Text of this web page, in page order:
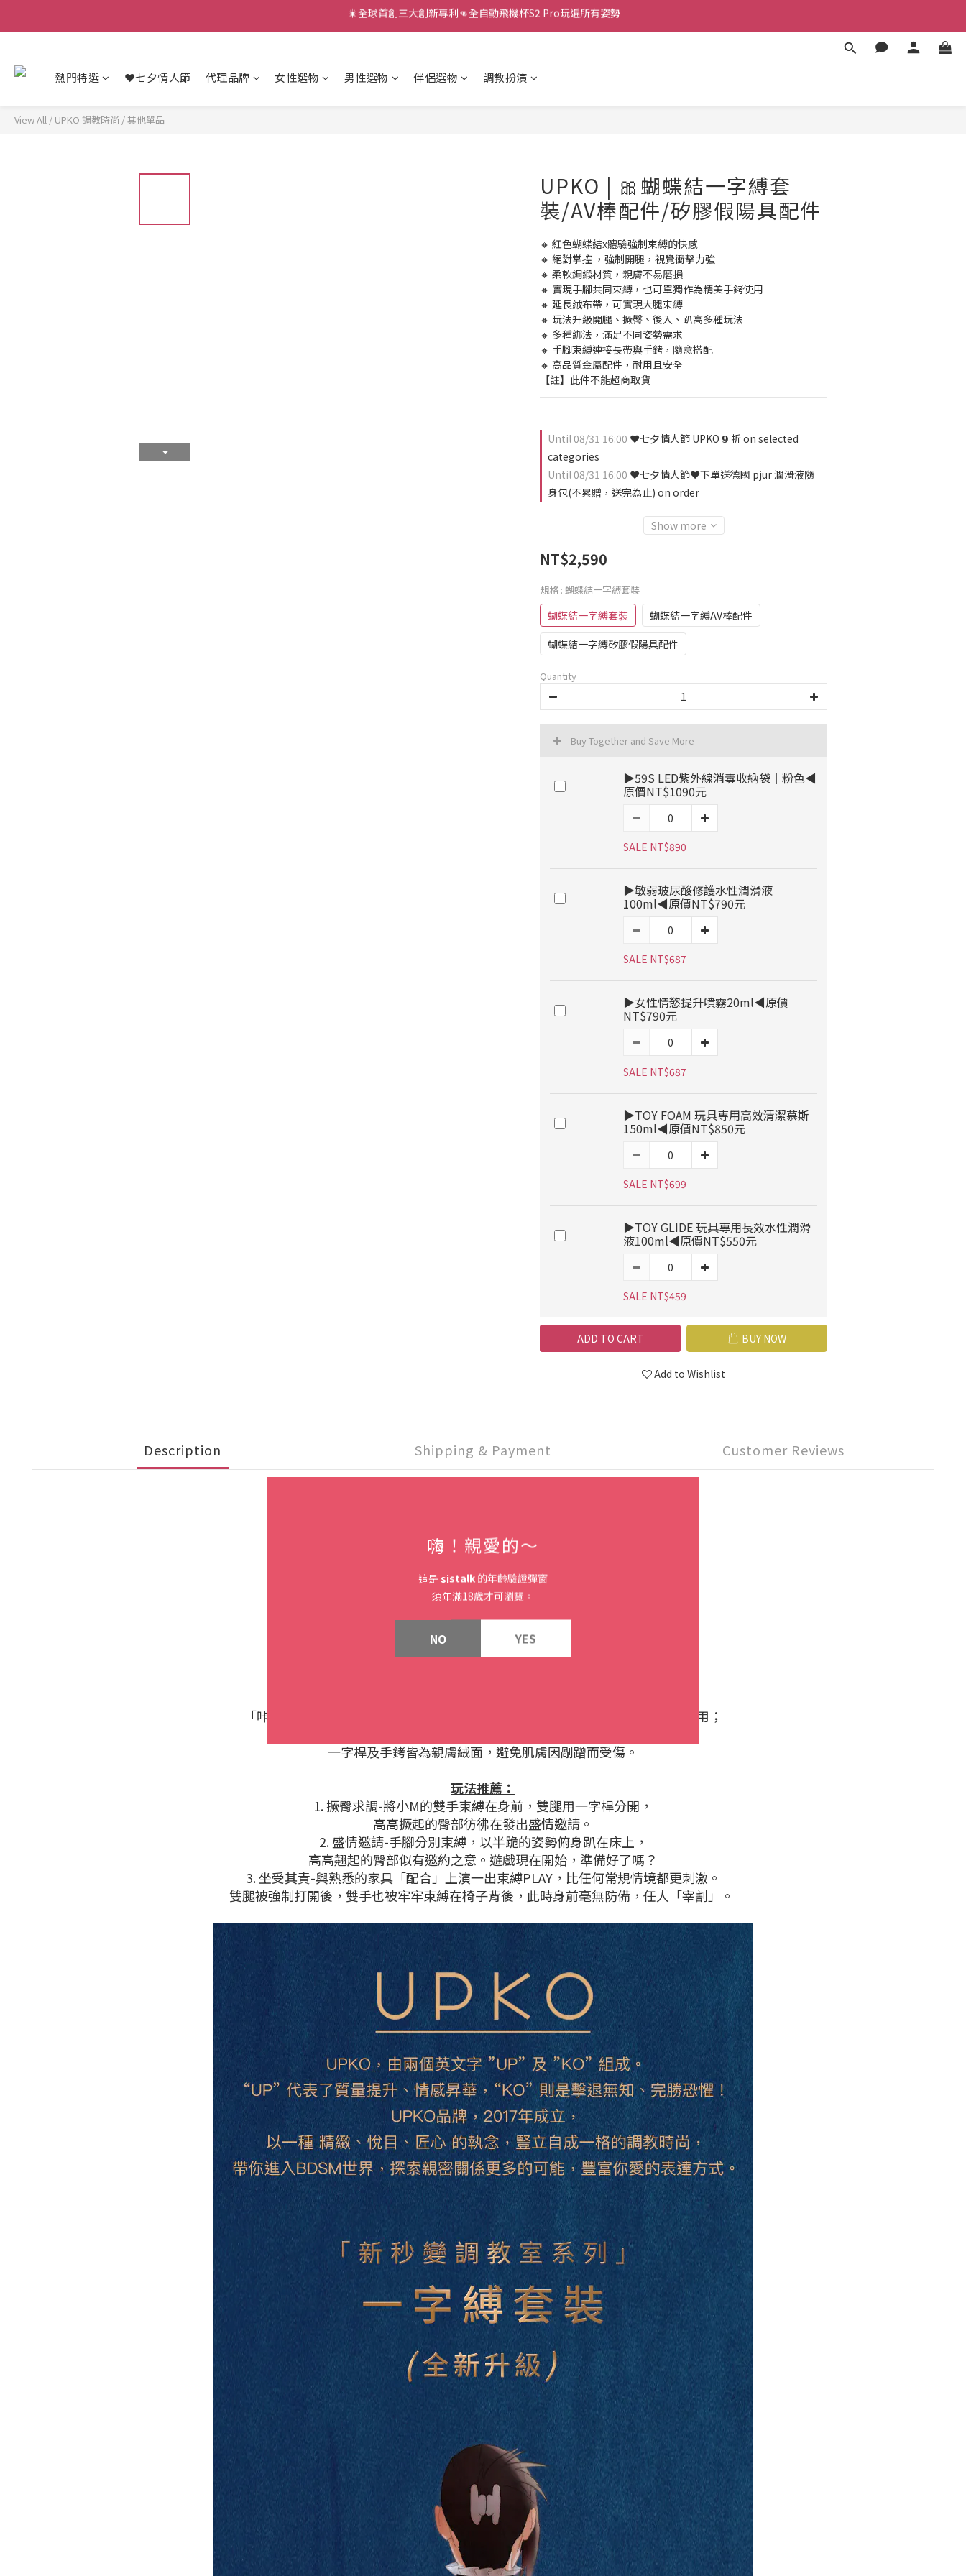
新款智能炮機👍小奶狗🩷小飛象💜
新款智能炮機👍小奶狗🩷小飛象💜
🎇全球首創三大創新專利👊全自動飛機杯S2 Pro玩遍所有姿勢
熱門特選 ❤️七夕情人節 代理品牌 女性選物 男性選物 伴侶選物 調教扮演
View All / UPKO 調教時尚 /其他單品
UPKO | 🎀蝴蝶結一字縛套
裝/AV棒配件/矽膠假陽具配件
🔸 紅色蝴蝶結x體驗強制束縛的快感
🔸 絕對掌控 ，強制開腿，視覺衝擊力強
🔸 柔軟綢緞材質，親膚不易磨損
🔸 實現手腳共同束縛，也可單獨作為精美手銬使用
🔸 延長絨布帶，可實現大腿束縛
🔸 玩法升級開腿、撅臀、後入、趴高多種玩法
🔸 多種綁法，滿足不同姿勢需求
🔸 手腳束縛連接長帶與手銬，隨意搭配
🔸 高品質金屬配件，耐用且安全
【註】此件不能超商取貨
Until08/31 16:00 ❤️七夕情人節 UPKO 𝟵 折 on selected
categories
Until08/31 16:00 ❤️七夕情人節❤️下單送德國 pjur 潤滑液隨
身包(不累贈，送完為止) on order
Show more
NT$2,590
規格 : 蝴蝶結一字縛套裝
蝴蝶結一字縛套裝
蝴蝶結一字縛AV棒配件
蝴蝶結一字縛矽膠假陽具配件
Quantity
Buy Together and Save More
▶59S LED紫外線消毒收納袋｜粉色◀
原價NT$1090元
SALE NT$890
▶敏弱玻尿酸修護水性潤滑液
100ml◀原價NT$790元
SALE NT$687
▶女性情慾提升噴霧20ml◀原價
NT$790元
SALE NT$687
▶TOY FOAM 玩具專用高效清潔慕斯
150ml◀原價NT$850元
SALE NT$699
▶TOY GLIDE 玩具專用長效水性潤滑
液100ml◀原價NT$550元
SALE NT$459
ADD TO CART BUY NOW
Add to Wishlist
Description Shipping & Payment Customer Reviews
🎀
UPKO全新升級版【蝴蝶結一字縛套裝】
【註】此件不能超商取貨
HARDCORE的綁縛是無法掙脫的絕對控制
「咔噠」扣手銬，可連接至一字桿實現手腳共同束縛，也可單獨作為精美手銬使用；
一字桿及手銬皆為親膚絨面，避免肌膚因剮蹭而受傷。
玩法推薦：
1. 撅臀求調-將小M的雙手束縛在身前，雙腿用一字桿分開，
高高撅起的臀部彷彿在發出盛情邀請。
2. 盛情邀請-手腳分別束縛，以半跪的姿勢俯身趴在床上，
高高翹起的臀部似有邀約之意。遊戲現在開始，準備好了嗎？
3. 坐受其責-與熟悉的家具「配合」上演一出束縛PLAY，比任何常規情境都更刺激。
雙腿被強制打開後，雙手也被牢牢束縛在椅子背後，此時身前毫無防備，任人「宰割」。
嗨！親愛的～
這是sistalk 的年齡驗證彈窗
須年滿18歲才可瀏覽。
NO YES